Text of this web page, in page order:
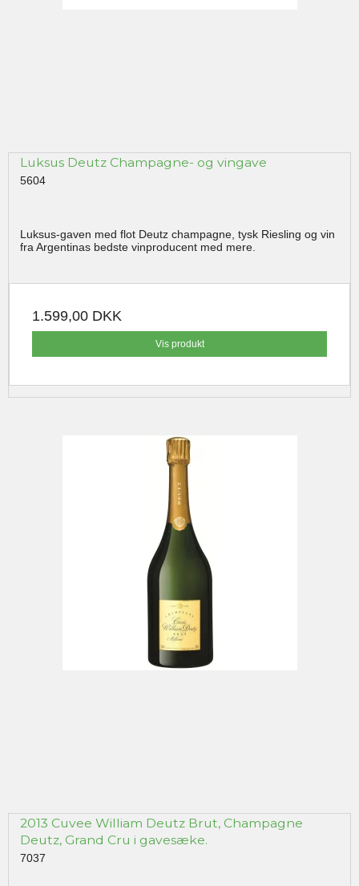
Luksus Deutz Champagne- og vingave
5604
Luksus-gaven med flot Deutz champagne, tysk Riesling og vin
fra Argentinas bedste vinproducent med mere.
1.599,00 DKK
Vis produkt
2013 Cuvee William Deutz Brut, Champagne
Deutz, Grand Cru i gavesæke.
7037